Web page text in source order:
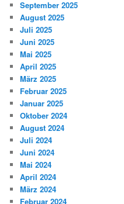
September 2025
August 2025
Juli 2025
Juni 2025
Mai 2025
April 2025
März 2025
Februar 2025
Januar 2025
Oktober 2024
August 2024
Juli 2024
Juni 2024
Mai 2024
April 2024
März 2024
Februar 2024